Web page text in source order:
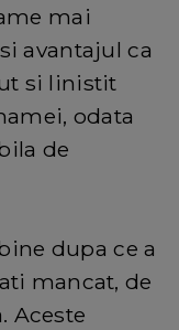
mai
avantajul ca
si linistit
odata
de
dupa ce a
mancat, de
Aceste